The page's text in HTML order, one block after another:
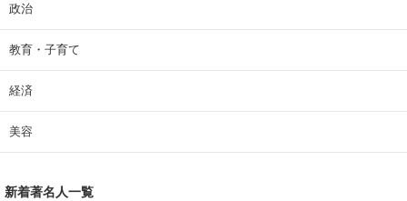
政治
教育・子育て
経済
美容
新着著名人一覧